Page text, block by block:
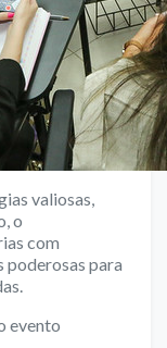
valiosas,
o
com
poderosas para
evento